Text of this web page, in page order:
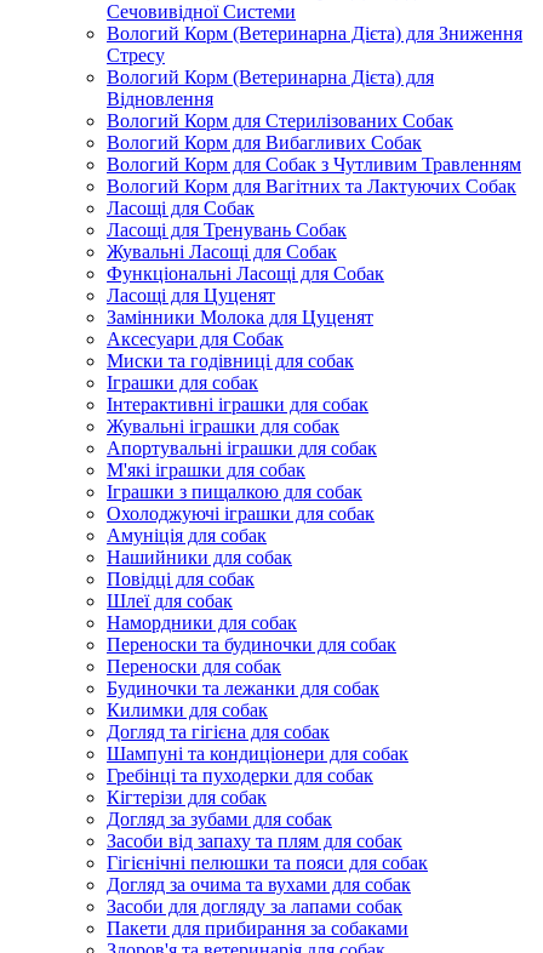
Сечовивідної Системи
Вологий Корм (Ветеринарна Дієта) для Зниження
Стресу
Вологий Корм (Ветеринарна Дієта) для
Відновлення
Вологий Корм для Стерилізованих Собак
Вологий Корм для Вибагливих Собак
Вологий Корм для Собак з Чутливим Травленням
Вологий Корм для Вагітних та Лактуючих Собак
Ласощі для Собак
Ласощі для Тренувань Собак
Жувальні Ласощі для Собак
Функціональні Ласощі для Собак
Ласощі для Цуценят
Замінники Молока для Цуценят
Аксесуари для Собак
Миски та годівниці для собак
Іграшки для собак
Інтерактивні іграшки для собак
Жувальні іграшки для собак
Апортувальні іграшки для собак
М'які іграшки для собак
Іграшки з пищалкою для собак
Охолоджуючі іграшки для собак
Амуніція для собак
Нашийники для собак
Повідці для собак
Шлеї для собак
Намордники для собак
Переноски та будиночки для собак
Переноски для собак
Будиночки та лежанки для собак
Килимки для собак
Догляд та гігієна для собак
Шампуні та кондиціонери для собак
Гребінці та пуходерки для собак
Кігтерізи для собак
Догляд за зубами для собак
Засоби від запаху та плям для собак
Гігієнічні пелюшки та пояси для собак
Догляд за очима та вухами для собак
Засоби для догляду за лапами собак
Пакети для прибирання за собаками